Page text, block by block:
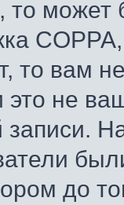
то может
то вам
не
записи.
до